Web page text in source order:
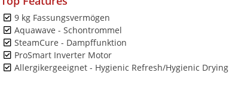
9 kg Fassungsvermögen
Aquawave - Schontrommel
SteamCure - Dampffunktion
ProSmart Inverter Motor
Allergikergeeignet - Hygienic Refresh/Hygienic Drying